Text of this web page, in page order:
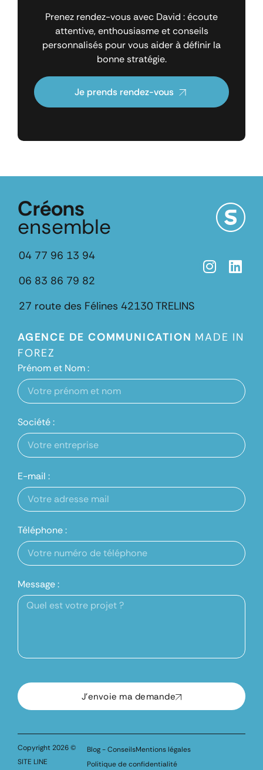
Prenez rendez-vous avec David : écoute
attentive, enthousiasme et conseils
personnalisés pour vous aider à définir la
bonne stratégie.
Je prends rendez-vous
Créons
ensemble
04 77 96 13 94
06 83 86 79 82
27 route des Félines 42130 TRELINS
AGENCE DE COMMUNICATION MADE IN
FOREZ
Prénom et Nom :
Société :
E-mail :
Téléphone :
Message :
J'envoie ma demande
Copyright 2026 ©
SITE LINE
Blog - ConseilsMentions légales
Politique de confidentialité